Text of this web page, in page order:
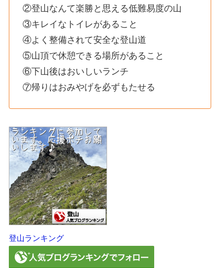
②登山なんて楽勝と思える低難易度の山
③キレイなトイレがあること
④よく整備されて安全な登山道
⑤山頂で休憩できる場所があること
⑥下山後はおいしいランチ
⑦帰りはおみやげを必ずもたせる
登山ランキング